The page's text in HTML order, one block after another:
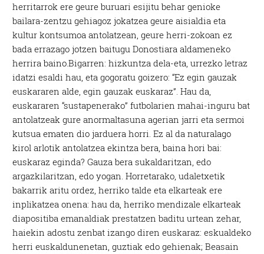
herritarrok ere geure buruari esijitu behar genioke
bailara-zentzu gehiagoz jokatzea geure aisialdia eta
kultur kontsumoa antolatzean, geure herri-zokoan ez
bada errazago jotzen baitugu Donostiara aldameneko
herrira baino.Bigarren: hizkuntza dela-eta, urrezko letraz
idatzi esaldi hau, eta gogoratu goizero: “Ez egin gauzak
euskararen alde, egin gauzak euskaraz”. Hau da,
euskararen “sustapenerako” futbolarien mahai-inguru bat
antolatzeak gure anormaltasuna agerian jarri eta sermoi
kutsua ematen dio jarduera horri. Ez al da naturalago
kirol arlotik antolatzea ekintza bera, baina hori bai:
euskaraz eginda? Gauza bera sukaldaritzan, edo
argazkilaritzan, edo yogan. Horretarako, udaletxetik
bakarrik aritu ordez, herriko talde eta elkarteak ere
inplikatzea onena: hau da, herriko mendizale elkarteak
diapositiba emanaldiak prestatzen baditu urtean zehar,
haiekin adostu zenbat izango diren euskaraz: eskualdeko
herri euskaldunenetan, guztiak edo gehienak; Beasain